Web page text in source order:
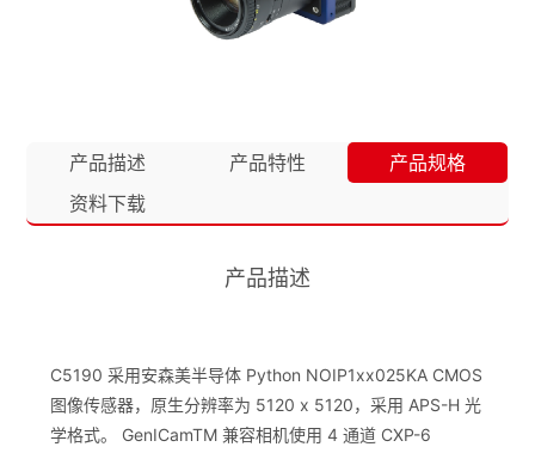
产品描述 产品特性
产品规格
资料下载
产品描述
C5190 采用安森美半导体 Python NOIP1xx025KA CMOS
图像传感器，原生分辨率为 5120 x 5120，采用 APS-H 光
学格式。 GenICamTM 兼容相机使用 4 通道 CXP-6